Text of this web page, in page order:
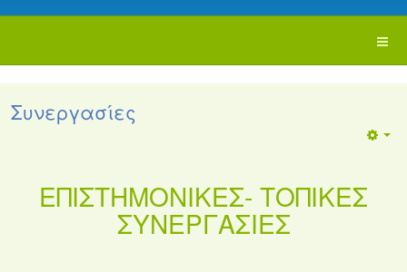
Συνεργασίες
ΕΠΙΣΤΗΜΟΝΙΚΕΣ- ΤΟΠΙΚΕΣ
ΣΥΝΕΡΓΑΣΙΕΣ